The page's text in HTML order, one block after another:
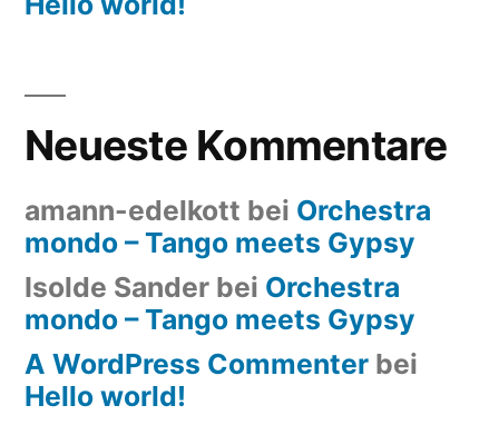
Neueste Kommentare
amann-edelkott bei Orchestra
mondo – Tango meets Gypsy
Isolde Sander bei Orchestra
mondo – Tango meets Gypsy
A WordPress Commenter bei
Hello world!